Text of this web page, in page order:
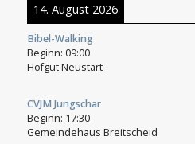
14. August 2026
Bibel-Walking
Beginn: 09:00
Hofgut Neustart
CVJM Jungschar
Beginn: 17:30
Gemeindehaus Breitscheid